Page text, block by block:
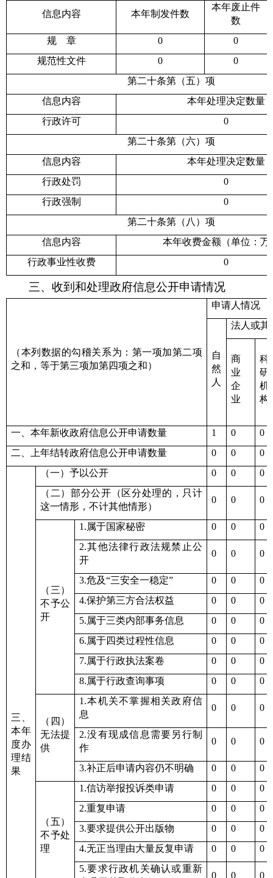
信息内容 本年制 发件数
本年废止件
数
规 章 0
0
规范性文件
0
0
第二十条第（五）项
信息内容
本年处理决定数量
行政许可
0
第二十条第（六）项
信息内容
本年处理决定数量
行政处罚
0
行政强制
0
第二十条第（八）项
信息内容
本年收费金额（单位：万
行政事业性收费
0
三、收到和处理政府信息公开申请情况
（本列数据的勾稽关系为：第一项加第二项
之和，等于第三项加第四项之和）
申请人情况
自
然
人
法人或其
商
业
企
业
科
研
机
构
一、本年新收政府信息公开申请数量 1 0
0
二、上年结转政府信息公开申请数量
0 0 0
三、
本年
度办
理结
果
（一）予以公开 0 0
0
（二）部分公开（区分处理的，只计
这一情形，不计其他情形）
0 0 0
（三）
不予公
开
1.属于国家秘密 0 0
0
2.其他法律行政法规禁止公
开
0 0 0
3.危及“三安全一稳定” 0 0
0
4.保护第三方合法权益
0 0
0
5.属于三类内部事务信息
0 0
0
6.属于四类过程性信息
0 0
0
7.属于行政执法案卷
0 0
0
8.属于行政查询事项
0 0 0
（四）
无法提
供
1.本机关不掌握相关政府信
息
0 0 0
2.没有现成信息需要另行制
作
0 0 0
3.补正后申请内容仍不明确 0 0 0
（五）
不予处
理
1.信访举报投诉类申请 0 0
0
2.重复申请
0 0
0
3.要求提供公开出版物
0 0
0
4.无正当理由大量反复申请
0 0
0
5.要求行政机关确认或重新
0 0 0